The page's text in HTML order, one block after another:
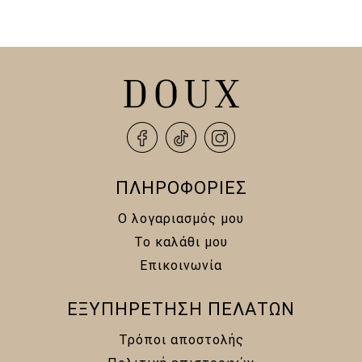
ΠΛΗΡΟΦΟΡΙΕΣ
Ο λογαριασμός μου
Το καλάθι μου
Επικοινωνία
ΕΞΥΠΗΡΕΤΗΣΗ ΠΕΛΑΤΩΝ
Τρόποι αποστολής